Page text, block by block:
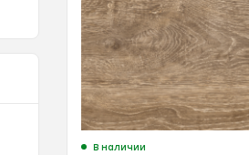
В наличии